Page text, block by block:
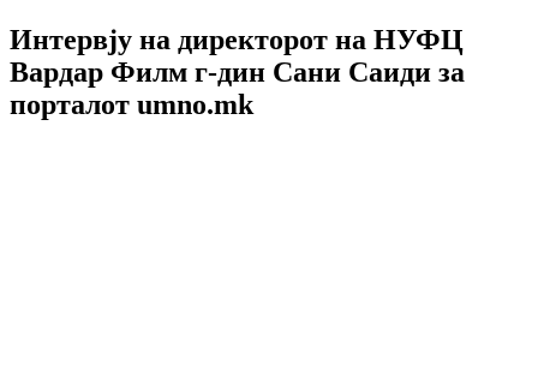
Интервју на директорот на НУФЦ
Вардар Филм г-дин Сани Саиди за
порталот umno.mk